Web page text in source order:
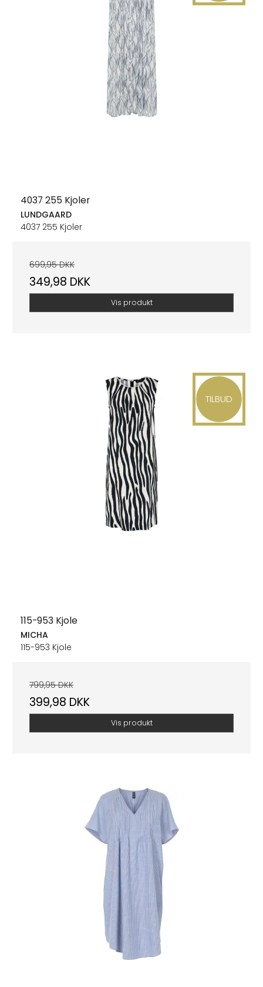
4037 255 Kjoler
LUNDGAARD
4037 255 Kjoler
699,95 DKK
349,98 DKK
Vis produkt
TILBUD
115-953 Kjole
MICHA
115-953 Kjole
799,95 DKK
399,98 DKK
Vis produkt